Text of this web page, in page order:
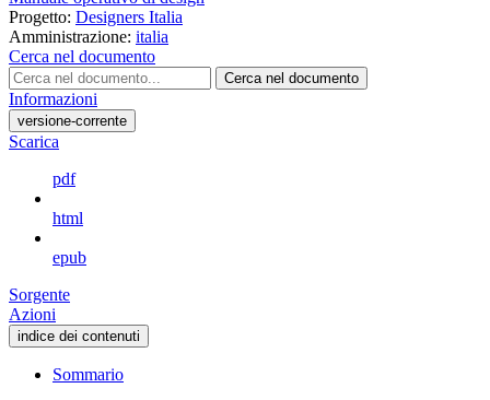
Progetto: Designers Italia
Amministrazione: italia
Cerca nel documento
Cerca nel documento
Informazioni
versione-corrente
Scarica
pdf
html
epub
Sorgente
Azioni
indice dei contenuti
Sommario